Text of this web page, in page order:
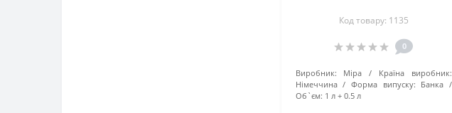
Код товару: 1135
0
Виробник: Mipa
Країна виробник:
Німеччина
Форма випуску: Банка
Об`єм: 1 л + 0.5 л